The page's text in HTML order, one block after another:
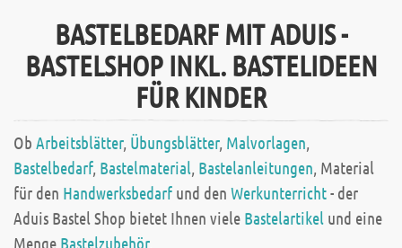
BASTELBEDARF MIT ADUIS -
BASTELSHOP INKL. BASTELIDEEN
FÜR KINDER
Ob Arbeitsblätter, Übungsblätter, Malvorlagen,
Bastelbedarf, Bastelmaterial, Bastelanleitungen, Material
für den Handwerksbedarf und den Werkunterricht- der
Aduis Bastel Shop bietet Ihnen viele Bastelartikel und eine
Menge Bastelzubehör.